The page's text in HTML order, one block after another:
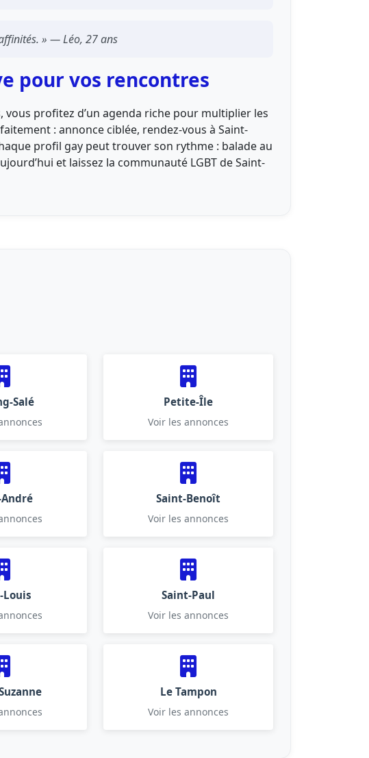
» — Léo, 27 ans
pour vos rencontres
profitez d’un agenda riche pour multiplier les
: annonce ciblée, rendez-vous à Saint-
profil gay peut trouver son rythme : balade au
et laissez la communauté LGBT de Saint-
Salé Petite-Île
Voir les annonces
Saint-Benoît
Voir les annonces
Louis Saint-Paul
Voir les annonces
Le Tampon
Voir les annonces